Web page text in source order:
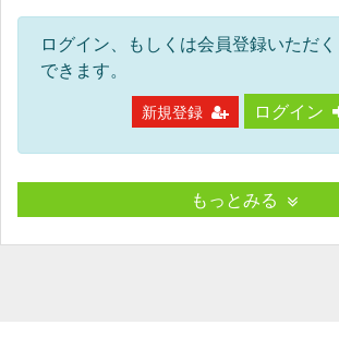
ログイン、もしくは会員登録いただ
できます。
新規登録 ログイン
もっとみる